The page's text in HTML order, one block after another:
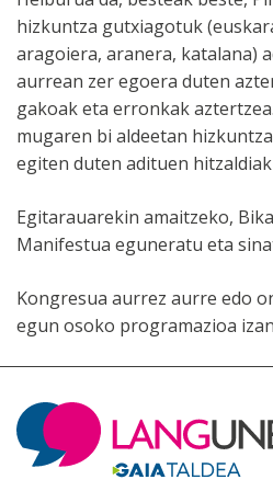
hizkuntza gutxiagotuk
aragoiera, aranera, katalana)
aurrean zer egoera duten
gakoak eta erronkak
mugaren bi aldeetan
egiten duten adituen
Egitarauarekin amaitzeko,
Manifestua eguneratu eta
Kongresua aurrez aurre edo
egun osoko programazioa